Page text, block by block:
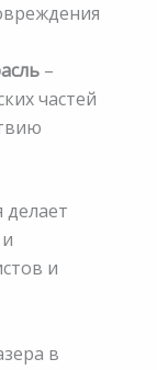
–
частей
делает
и
в